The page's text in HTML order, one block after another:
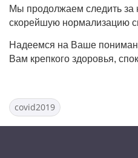
Мы продолжаем следить за
скорейшую нормализацию
Надеемся на Ваше
Вам крепкого здоровья,
covid2019